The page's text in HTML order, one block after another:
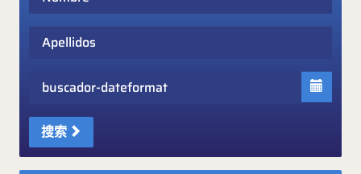
Apellidos
Fecha
搜索